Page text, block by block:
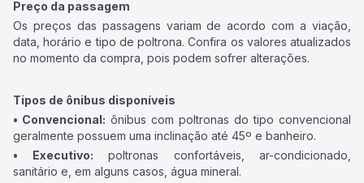
Preço da passagem
Os preços das passagens variam de acordo com a viação,
data, horário e tipo de poltrona. Confira os valores atualizados
no momento da compra, pois podem sofrer alterações.
Tipos de ônibus disponíveis
• Convencional: ônibus com poltronas do tipo convencional
geralmente possuem uma inclinação até 45º e banheiro.
• Executivo: poltronas confortáveis, ar-condicionado,
sanitário e, em alguns casos, água mineral.